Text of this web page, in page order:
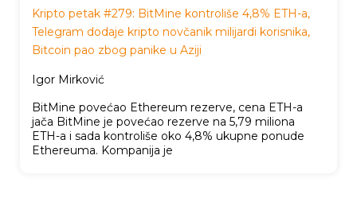
Kripto petak #279: BitMine kontroliše 4,8% ETH-a,
Telegram dodaje kripto novčanik milijardi korisnika,
Bitcoin pao zbog panike u Aziji
Igor Mirković
BitMine povećao Ethereum rezerve, cena ETH-a
jača BitMine je povećao rezerve na 5,79 miliona
ETH-a i sada kontroliše oko 4,8% ukupne ponude
Ethereuma. Kompanija je